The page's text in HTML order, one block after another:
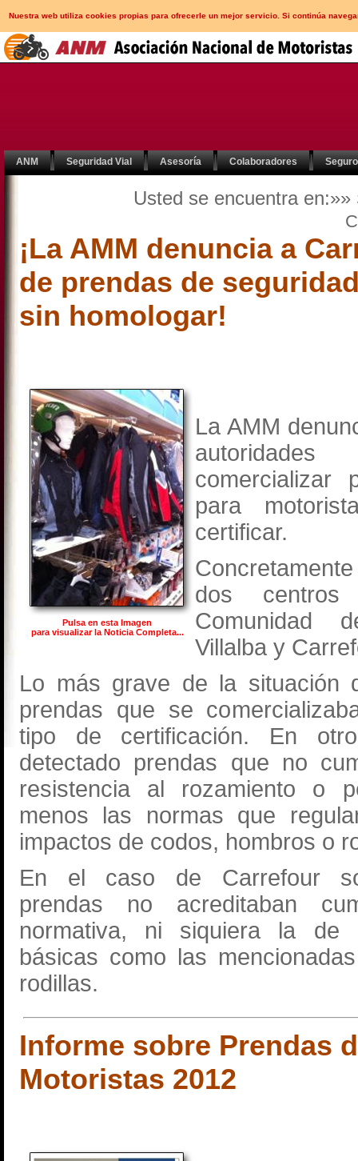
Nuestra web utiliza cookies propias para ofrecerle un mejor servicio. Si continúa
ANM Seguridad Vial Asesoría Colaboradores
Usted se encuentra en:»»
¡La AMM denuncia a
de prendas de
sin homologar!
Pulsa en esta Imagen
para visualizar la Noticia Completa...
La AMM
comercializar
para
certificar.
dos
Comunidad
Villalba y
Lo más grave de la situación
prendas que se
tipo de certificación. En
detectado prendas que no
resistencia al rozamiento o
menos las normas que
impactos de codos, hombros o
En el caso de Carrefour
prendas no acreditaban
normativa, ni siquiera la de
básicas como las
rodillas.
Informe sobre Prendas
Motoristas 2012